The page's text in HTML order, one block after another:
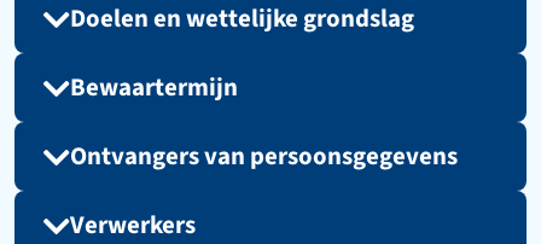
Doelen en wettelijke grondslag
Bewaartermijn
Ontvangers van persoonsgegevens
Verwerkers